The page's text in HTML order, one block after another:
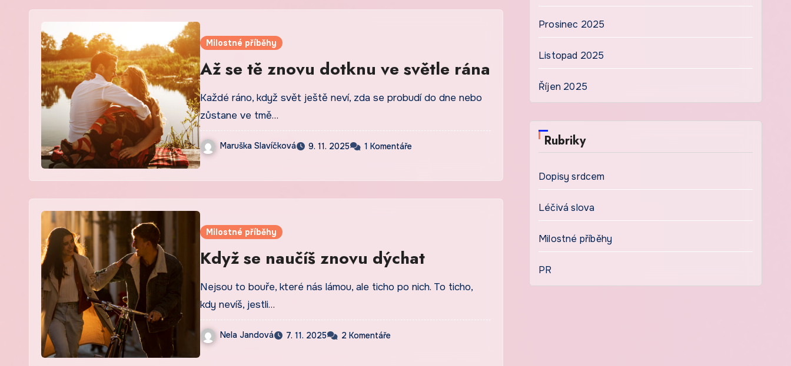
Milostné příběhy
Až se tě znovu dotknu ve světle rána
Každé ráno, když svět ještě neví, zda se probudí do dne nebo
zůstane ve tmě…
Maruška Slavíčková 9. 11. 2025 1 Komentáře
Milostné příběhy
Když se naučíš znovu dýchat
Nejsou to bouře, které nás lámou, ale ticho po nich. To ticho,
kdy nevíš, jestli…
Nela Jandová 7. 11. 2025 2 Komentáře
Prosinec 2025
Listopad 2025
Říjen 2025
Rubriky
Dopisy srdcem
Léčivá slova
Milostné příběhy
PR